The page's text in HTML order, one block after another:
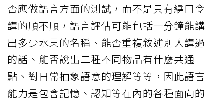
否應做語言方面的測試，而不是只有繞口令
講的順不順，語言評估可能包括一分鐘能講
出多少水果的名稱、能否重複敘述別人講過
的話、能否說出二種不同物品有什麼共通
點、對日常抽象語意的理解等等，因此語言
能力是包含記憶、認知等在內的各種面向的